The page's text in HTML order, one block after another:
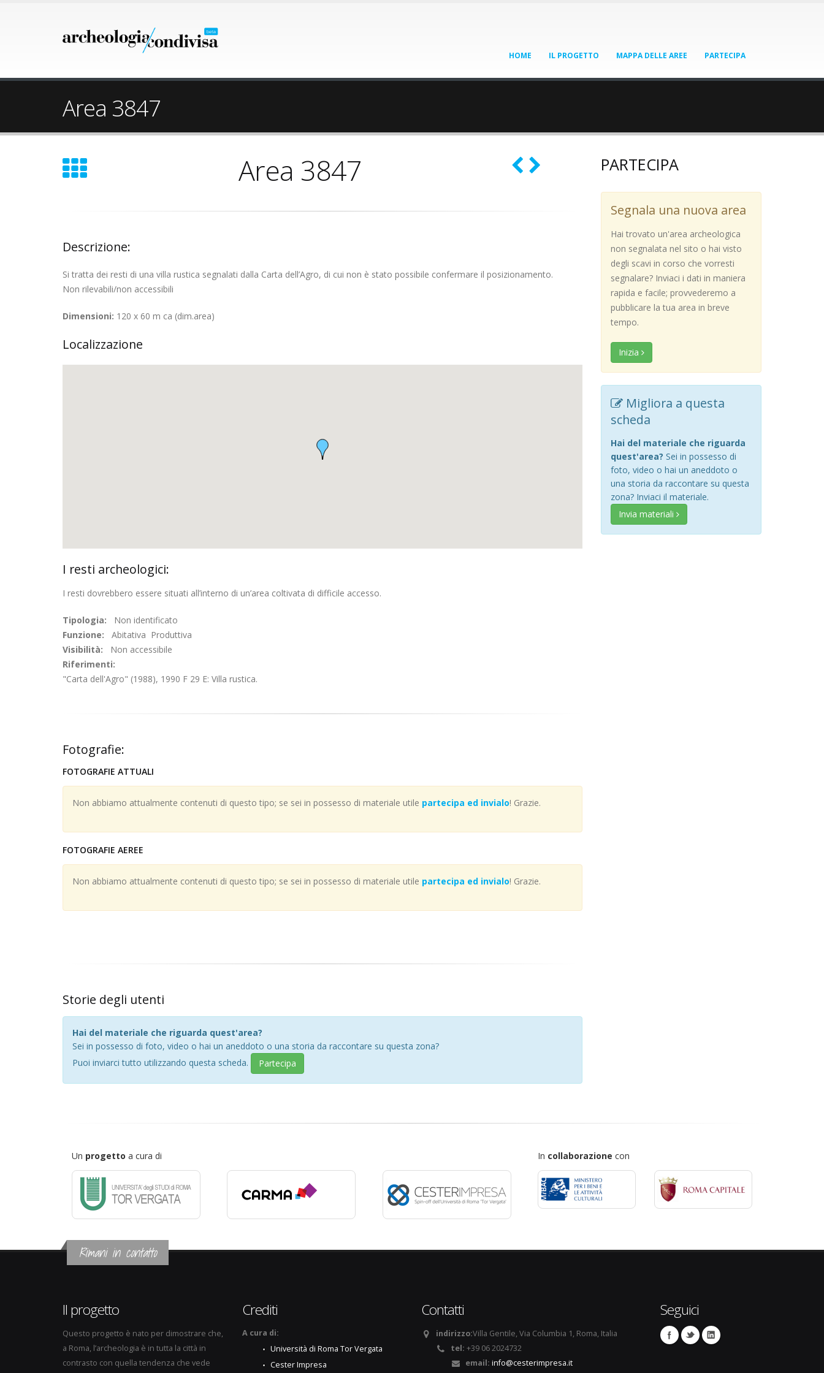
HOME IL PROGETTO MAPPA DELLE AREE PARTECIPA
Area 3847
Area 3847
Descrizione:
Si tratta dei resti di una villa rustica segnalati dalla Carta dell’Agro, di cui non è stato possibile confermare il posizionamento.
Non rilevabili/non accessibili
Dimensioni: 120 x 60 m ca (dim.area)
Localizzazione
I resti archeologici:
I resti dovrebbero essere situati all’interno di un’area coltivata di difficile accesso.
Tipologia: Non identificato
Funzione: Abitativa Produttiva
Visibilità: Non accessibile
Riferimenti:
"Carta dell'Agro" (1988), 1990 F 29 E: Villa rustica.
Fotografie:
FOTOGRAFIE ATTUALI
Non abbiamo attualmente contenuti di questo tipo; se sei in possesso di materiale utile partecipa ed invialo! Grazie.
FOTOGRAFIE AEREE
Non abbiamo attualmente contenuti di questo tipo; se sei in possesso di materiale utile partecipa ed invialo! Grazie.
Storie degli utenti
Hai del materiale che riguarda quest'area?
Sei in possesso di foto, video o hai un aneddoto o una storia da raccontare su questa zona?
Puoi inviarci tutto utilizzando questa scheda.
Partecipa
PARTECIPA
Segnala una nuova area
Hai trovato un'area archeologica
non segnalata nel sito o hai visto
degli scavi in corso che vorresti
segnalare? Inviaci i dati in maniera
rapida e facile; provvederemo a
pubblicare la tua area in breve
tempo.
Inizia
Migliora a questa
scheda
Hai del materiale che riguarda
quest'area? Sei in possesso di
foto, video o hai un aneddoto o
una storia da raccontare su questa
zona? Inviaci il materiale.
Invia materiali
Un progetto a cura di In collaborazione con
Rimani in contatto
Il progetto
Questo progetto è nato per dimostrare che,
a Roma, l’archeologia è in tutta la città in
contrasto con quella tendenza che vede
Crediti
A cura di:
Università di Roma Tor Vergata
Cester Impresa
Contatti
indirizzo:Villa Gentile, Via Columbia 1, Roma, Italia
tel: +39 06 2024732
email: info@cesterimpresa.it
Seguici